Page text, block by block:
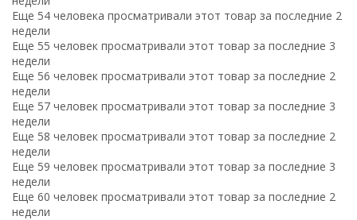
Еще 54 человека просматривали этот товар за последние 2
недели
Еще 55 человек просматривали этот товар за последние 3
недели
Еще 56 человек просматривали этот товар за последние 2
недели
Еще 57 человек просматривали этот товар за последние 3
недели
Еще 58 человек просматривали этот товар за последние 2
недели
Еще 59 человек просматривали этот товар за последние 3
недели
Еще 60 человек просматривали этот товар за последние 2
недели